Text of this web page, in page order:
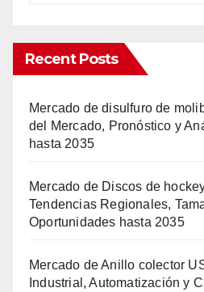
Recent Posts
Mercado de disulfuro de
del Mercado, Pronóstico y
hasta 2035
Mercado de Discos de
Tendencias Regionales,
Oportunidades hasta 2035
Mercado de Anillo colector
Industrial, Automatización y